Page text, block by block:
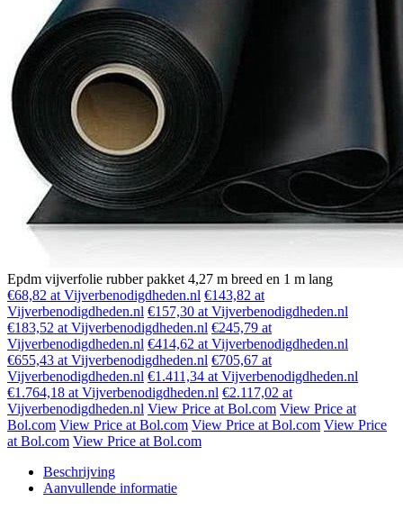
Epdm vijverfolie rubber pakket 4,27 m breed en 1 m lang
€68,82 at Vijverbenodigdheden.nl €143,82 at
Vijverbenodigdheden.nl €157,30 at Vijverbenodigdheden.nl
€183,52 at Vijverbenodigdheden.nl €245,79 at
Vijverbenodigdheden.nl €414,62 at Vijverbenodigdheden.nl
€655,43 at Vijverbenodigdheden.nl €705,67 at
Vijverbenodigdheden.nl €1.411,34 at Vijverbenodigdheden.nl
€1.764,18 at Vijverbenodigdheden.nl €2.117,02 at
Vijverbenodigdheden.nl View Price at Bol.com View Price at
Bol.com View Price at Bol.com View Price at Bol.com View Price
at Bol.com View Price at Bol.com
Beschrijving
Aanvullende informatie